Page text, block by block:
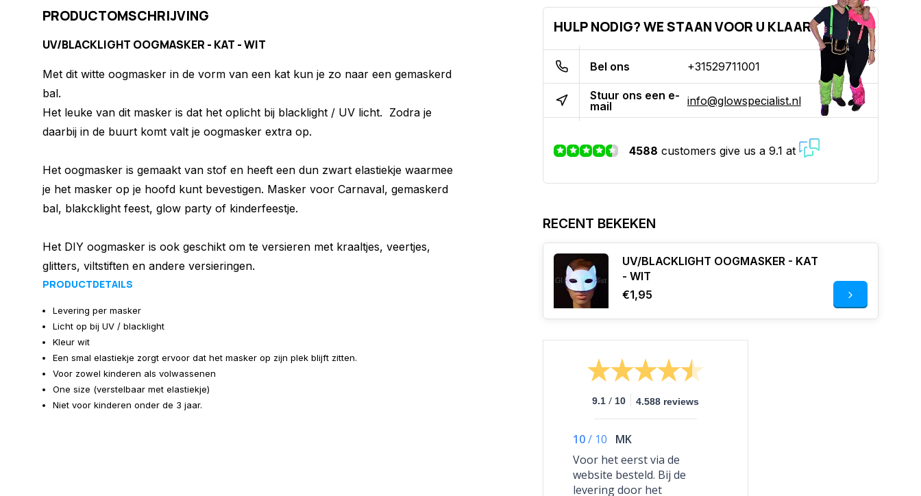
PRODUCTOMSCHRIJVING
UV/BLACKLIGHT OOGMASKER - KAT - WIT
Met dit witte oogmasker in de vorm van een kat kun je zo naar een gemaskerd
bal.
Het leuke van dit masker is dat het oplicht bij blacklight / UV licht. Zodra je
daarbij in de buurt komt valt je oogmasker extra op.
Het oogmasker is gemaakt van stof en heeft een dun zwart elastiekje waarmee
je het masker op je hoofd kunt bevestigen. Masker voor Carnaval, gemaskerd
bal, blakcklight feest, glow party of kinderfeestje.
Het DIY oogmasker is ook geschikt om te versieren met kraaltjes, veertjes,
glitters, viltstiften en andere versieringen.
PRODUCTDETAILS
Levering per masker
Licht op bij UV / blacklight
Kleur wit
Een smal elastiekje zorgt ervoor dat het masker op zijn plek blijft zitten.
Voor zowel kinderen als volwassenen
One size (verstelbaar met elastiekje)
Niet voor kinderen onder de 3 jaar.
HULP NODIG? WE STAAN VOOR U KLAAR!
Bel ons +31529711001
Stuur ons een e-
mail
info@glowspecialist.nl
4588 customers give us a 9.1 at
RECENT BEKEKEN
UV/BLACKLIGHT OOGMASKER - KAT
- WIT
€1,95
9.1 / 10 4.588 reviews
10/ 10
MK
Voor het eerst via de
website besteld. Bij de
levering door het